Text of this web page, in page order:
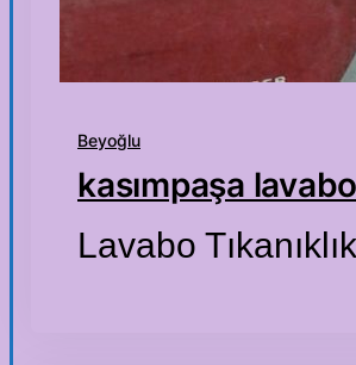
Beyoğlu
kasımpaşa
Lavabo